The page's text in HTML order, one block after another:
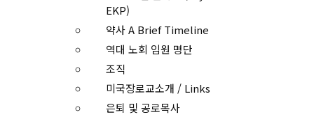
EKP)
약사 A Brief Timeline
역대 노회 임원 명단
조직
미국장로교소개 / Links
은퇴 및 공로목사